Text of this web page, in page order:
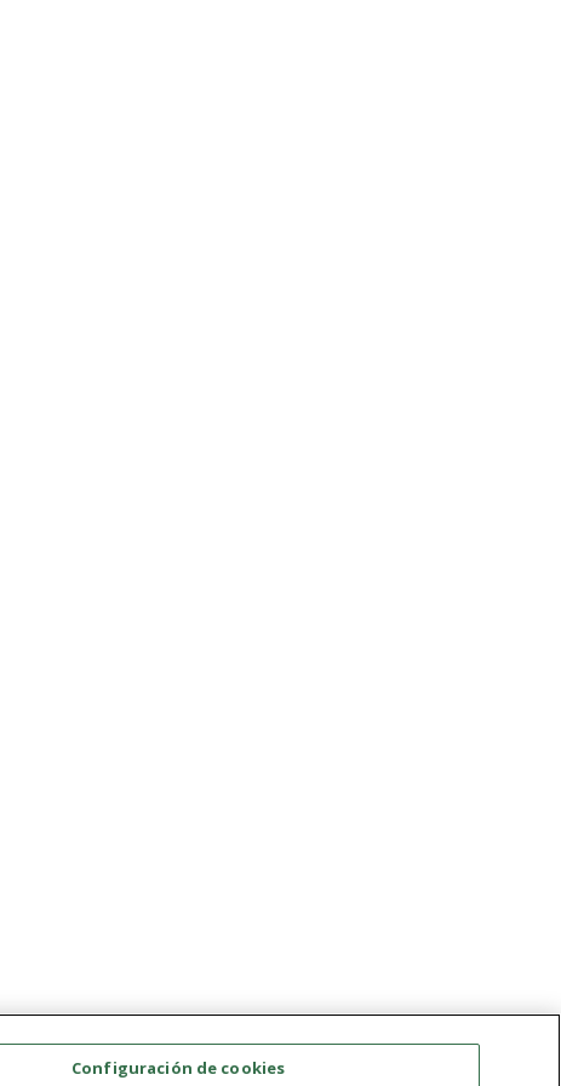
Configuración de cookies